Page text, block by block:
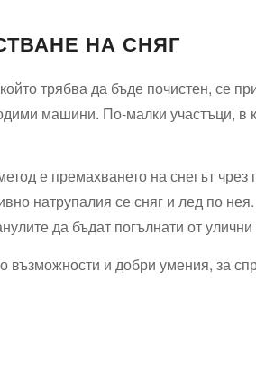
НА СНЯГ
трябва да бъде почистен, се
машини. По-малки участъци, в
е премахването на снегът
натрупалия се сняг и лед по
да бъдат погълнати от
и добри умения, за